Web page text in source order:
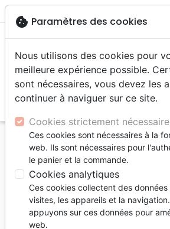
menu
Accueil Auteurs Paya
Christophe Paya
Liste des produits par auteur
Filtrertune
cookie Paramètres des cookies
Nous utilisons des cookies pour
meilleure expérience possible.
sont nécessaires, vous devez les
continuer à naviguer sur ce site.
Cookies strictement
Ces cookies sont nécessaires à la
web. Ils sont nécessaires pour
le panier et la commande.
Cookies analytiques
Ces cookies collectent des données
visites, les appareils et la
appuyons sur ces données pour
web.